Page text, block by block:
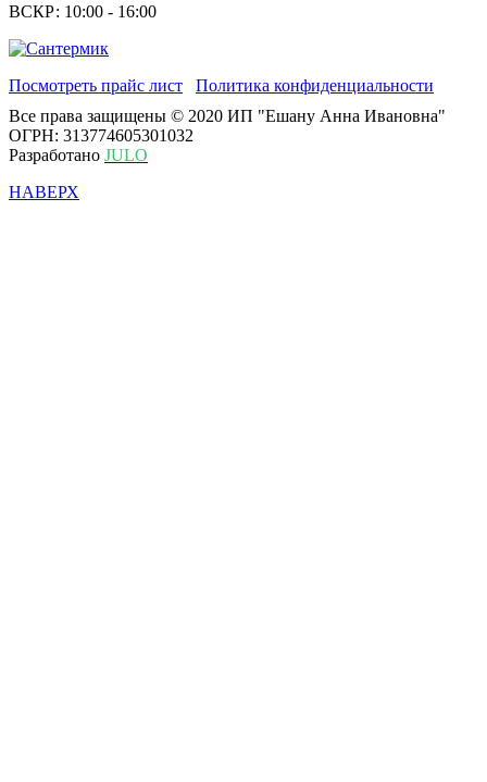
ВСКР: 10:00 - 16:00
Посмотреть прайс лист
Политика конфиденциальности
Все права защищены © 2020 ИП "Ешану Анна Ивановна"
ОГРН: 313774605301032
Разработано JULO
НАВЕРХ